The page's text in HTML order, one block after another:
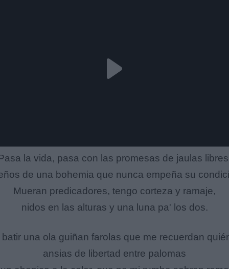
la vida, pasa con las promesas de jaulas
de una bohemia que nunca empeña su
Mueran predicadores, tengo corteza y ramaje,
nidos en las alturas y una luna pa' los dos.
una ola guiñan farolas que me recuerdan
ansias de libertad entre palomas